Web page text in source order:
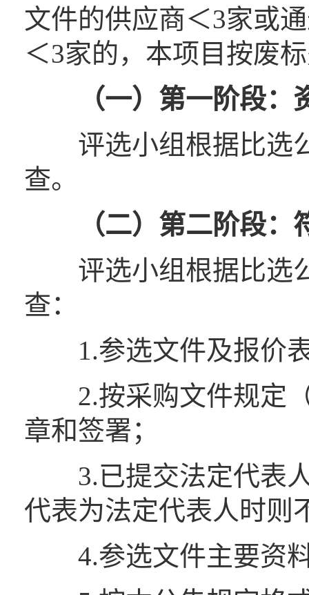
文件的供应商＜3家或
＜3家的，本项目按废
（一） 第一阶段：
评选小组根据比选公
查。
（二） 第二阶段：
评选小组根据比选
查：
1.参选文件及报价表
2.按采购文件规定（
章和签署；
3.已提交法定代表人
代表为法定代表人时则
4.参选文件主要资